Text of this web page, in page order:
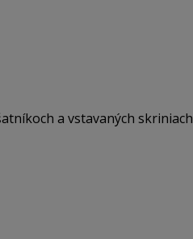
a vstavaných skriniach